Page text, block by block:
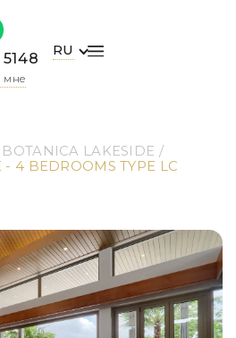
мне
RU
BOTANICA LAKESIDE /
4 BEDROOMS TYPE LC